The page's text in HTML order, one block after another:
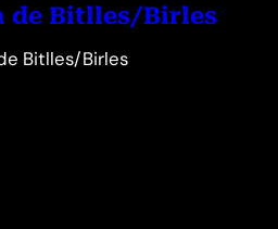
de Bitlles/Birles
Bitlles/Birles